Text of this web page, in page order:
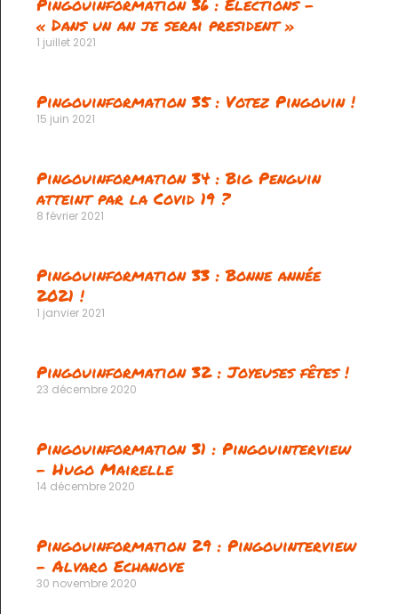
« Dans un an je serai president »
1 juillet 2021
Pingouinformation 35 : Votez Pingouin !
15 juin 2021
Pingouinformation 34 : Big Penguin
atteint par la Covid 19 ?
8 février 2021
Pingouinformation 33 : Bonne année
2021 !
1 janvier 2021
Pingouinformation 32 : Joyeuses fêtes !
23 décembre 2020
Pingouinformation 31 : Pingouinterview
– Hugo Mairelle
14 décembre 2020
Pingouinformation 29 : Pingouinterview
– Alvaro Echanove
30 novembre 2020